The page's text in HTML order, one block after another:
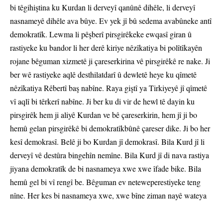
bi têgihiştina ku Kurdan li derveyî qanûnê dihêle, li derveyî
nasnameyê dihêle ava bûye. Ev yek jî bû sedema avabûneke antî
demokratîk. Lewma li pêşberî pirsgirêkeke ewqasî giran û
rastiyeke ku bandor li her derê kiriye nêzîkatiya bi polîtîkayên
rojane bêguman xizmetê ji çareserkirina vê pirsgirêkê re nake. Ji
ber wê rastiyeke aqlê desthilatdarî û dewletê heye ku qîmetê
nêzîkatiya Rêbertî baş nabîne. Raya giştî ya Tirkiyeyê jî qîmetê
vî aqlî bi têrkerî nabîne. Ji ber ku di vir de hewl tê dayin ku
pirsgirêk hem ji aliyê Kurdan ve bê çareserkirin, hem jî ji bo
hemû gelan pirsgirêkê bi demokratîkbûnê çareser dike. Ji bo her
kesî demokrasî. Belê ji bo Kurdan jî demokrasî. Bila Kurd jî li
derveyî vê destûra bingehîn nemîne. Bila Kurd jî di nava rastiya
jiyana demokratîk de bi nasnameya xwe xwe îfade bike. Bila
hemû gel bi vî rengî be. Bêguman ev neteweperestiyeke teng
nîne. Her kes bi nasnameya xwe, xwe bîne ziman nayê wateya